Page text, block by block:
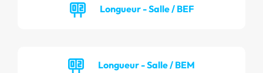
Longueur - Salle / BEF
Longueur - Salle / BEM